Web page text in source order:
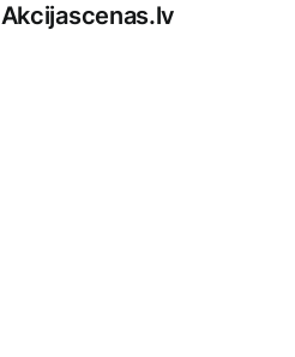
Akcijascenas.lv